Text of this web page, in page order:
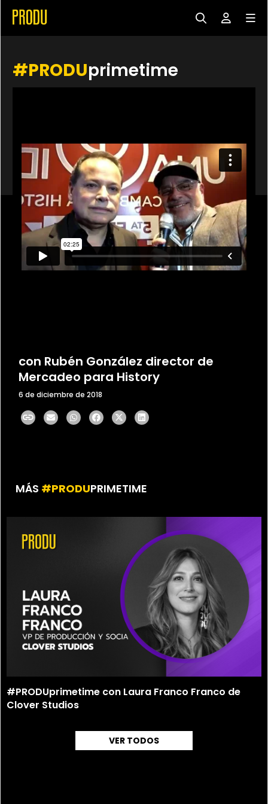
#PRODUprimetime
con Rubén González director de
Mercadeo para History
6 de diciembre de 2018
MÁS #PRODUPRIMETIME
#PRODUprimetime con Laura Franco Franco de
Clover Studios
VER TODOS